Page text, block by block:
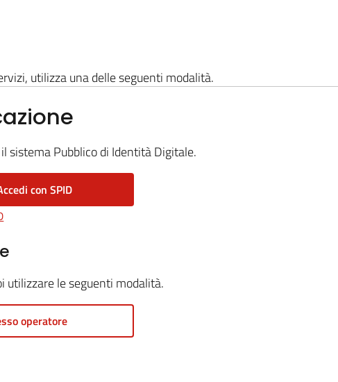
utilizza una delle seguenti modalità.
sistema Pubblico di Identità Digitale.
con SPID
utilizzare le seguenti modalità.
operatore